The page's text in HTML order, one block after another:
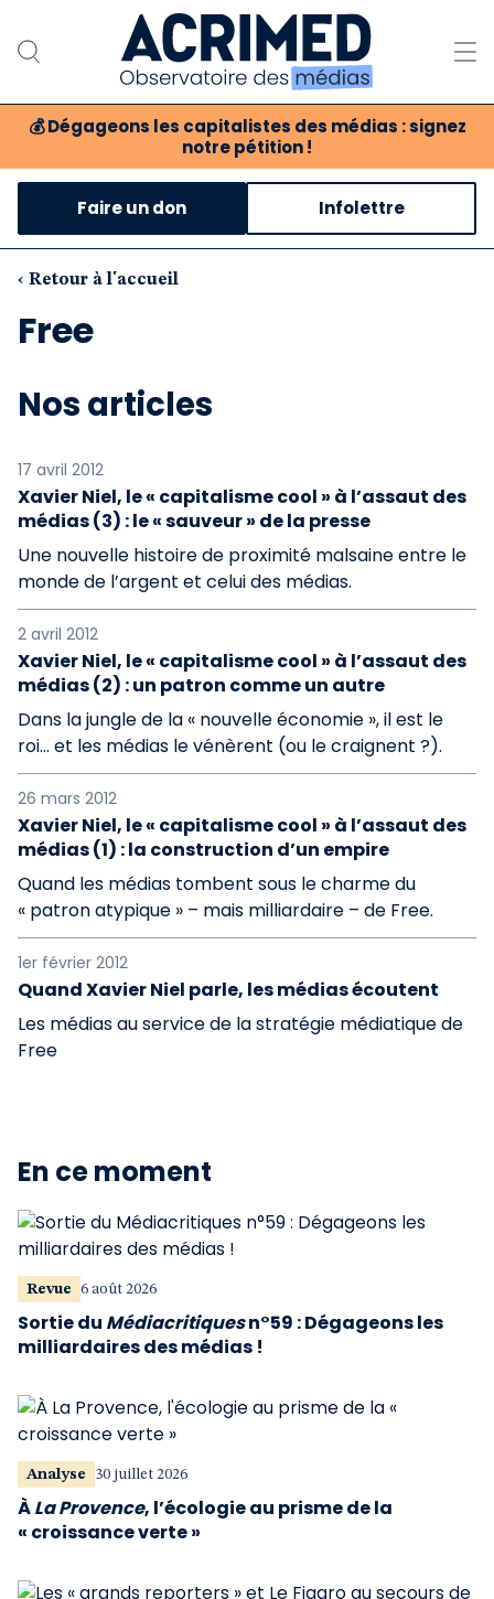
💰 Dégageons les capitalistes des médias : signez
notre pétition !
Notre association
Notre critique des médias
Nos propositions
Boutique
Faire un don Infolettre
‹ Retour à l'accueil
Free
Nos articles
17 avril 2012
Xavier Niel, le « capitalisme cool » à l’assaut des
médias (3) : le « sauveur » de la presse
Une nouvelle histoire de proximité malsaine entre le
monde de l’argent et celui des médias.
2 avril 2012
Xavier Niel, le « capitalisme cool » à l’assaut des
médias (2) : un patron comme un autre
Dans la jungle de la « nouvelle économie », il est le
roi… et les médias le vénèrent (ou le craignent ?).
26 mars 2012
Xavier Niel, le « capitalisme cool » à l’assaut des
médias (1) : la construction d’un empire
Quand les médias tombent sous le charme du
« patron atypique » – mais milliardaire – de Free.
1er février 2012
Quand Xavier Niel parle, les médias écoutent
Les médias au service de la stratégie médiatique de
Free
En ce moment
Revue 6 août 2026
Sortie du Médiacritiquesn°59 : Dégageons les
milliardaires des médias !
Analyse 30 juillet 2026
ÀLa Provence, l’écologie au prisme de la
« croissance verte »